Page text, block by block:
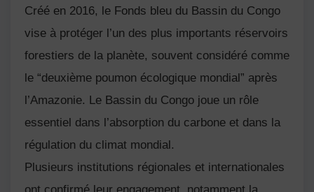
Créé en 2016, le Fonds bleu du Bassin du Congo
vise à protéger l’un des plus importants réservoirs
forestiers de la planète, souvent considéré comme
le “deuxième poumon écologique mondial” après
l’Amazonie. Le Bassin du Congo joue un rôle
essentiel dans l’absorption du carbone et dans la
régulation du climat mondial.
Plusieurs institutions régionales et internationales
ont confirmé leur engagement, notamment la